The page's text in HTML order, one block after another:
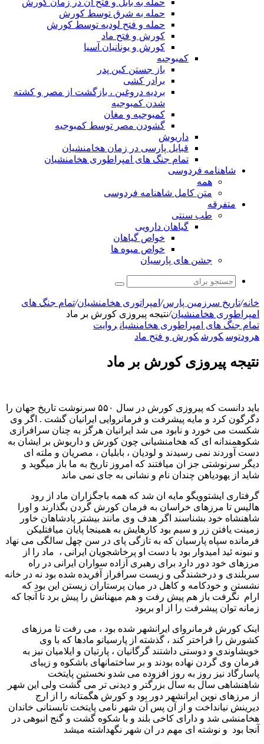
حمله به بابل و فتح آن در زمان کورش
حمله به شرق توسط کورش
حمله و فتح لودیه توسط کورش
کورش و فتح ماد
کورش و یونانیان آسیا
کمبوجیه
باز جستن کین پدر
برادر کشی
بردیه دروغین ، بازگشت از مصر و کشته
شدن کمبوجیه
کمبوجیه و مغان
گشودن مصر توسط کمبوجیه
داریوش
قبایل پارسی در زمان هخامنشیان
تمام جنگ های امپراطوری هخامنشیان
شاهنامه فردوسی
همه
متن کامل شاهنامه فردوسی
متفرقه
طب سنتی
گیاهان دارویی
خواص گیاهان
خواص میوه ها
جشن های پارسیان
جستجو
برای
خانه/تاریخ سرزمین پارس/ امپراتوری هخامنشیان/تمام جنگ های
امپراطوری هخامنشیان/نتیجه پیروزی کورش بر ماد
تمام جنگ های امپراطوری هخامنشیان روایت
هرودتوس کورش کورش و فتح ماد
نتیجه پیروزی کورش بر ماد
باید دانست که پیروزی کورش در سال ۵۵۰ سرنوشت تاریخ جهان را
دگرگون کرد و مایه پیشرفت و فرمانروایی ایرانیان گشت . اگر وی
شکست می خورد و نابود می شد ایرانیان هرگز به چنان سرافرازی
شکوهمندانه ای که هخامنشیانی چون کورش و داریوش بر ایشان به
دست آوردند نمی رسیدند و لودیان ، بابلیان ، مصریان و ملته ای
دیگر سرنوشتی جز ان میافتند که امروز تاریخ به ما باز میگوید و
شاید از یهودیاهن چندان نام و نشانی به جای نمی ماند
گرفتاری ایشتوویگو مایه ان شد که همه باجگزاران ماد از رود
هالیس تا مرزهای خراسان به فرمان کورش گردن بگذارند و اورا
شاهنشاه خود بشناسند اگر هدف وی مانند بیشتر پادشاهان خاور
زمینت یافتن زر و سیم بود کارهایش به همینجا پایان میافتلیکن
فرمانده سپاه پارسیان که به تازگی پای در سن چهل سالگی می نهاد
و نبونه ئید امیدوار بود با دست او پرخاشجویان ایرانی ، ماد را از
مرزهای خود دور دارد برای رهبری آزاده سواران ایرانی در راه
سربلندی و درخشندگی و زیست سرافراز آفریده شده بود نه در خانه
نشستن و خودکامه و کاهل در میان پرستاران زیستن این بود که
ارام نگرفت باز هم پیش رفت و هم میهنانش را پیش برد تا آنجا که
زمانه توان پیشرفت را از او بربود
اینک کورش فرمانروای ایرانشهر شده بود ، می رفت تا مرزهای
کشورش را فراختر کند ، گذشته از پارسیانو مادها که با وی
خویشاوندی و دوستی داشتند گرگانیان ، پارتیان و ایلامیان نیز به
فرمان وی گردن نهاده بودند و بر ساختمانهای باشکوه و زیبای
پاسارگاد نیز روز به روز افزوده می شدو نخستین پایتخت
شاهنشاهی سال به سال بزرگتر و دیدنی تر می گشت ولی این شهر
از مرزهای نوین ایرانشهر دور بود و کورش هگمتانه را از ارج
دیرینش نیانداخت و از آن پس آن شهر نامی پایتخت تابستانی خاندان
هخامنشی شد و دارای کاخی بلند و با شکوه گشت و گنج انبوهی در
آنجا بود و نوشته ای مهم در ان شهر نگهداشته میشد